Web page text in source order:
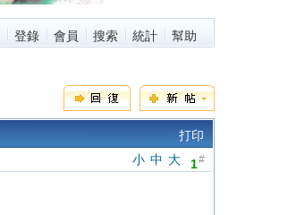
登錄 會員 搜索 統計 幫助
打印
1#
大
中
小